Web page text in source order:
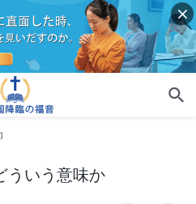
ういう意味か